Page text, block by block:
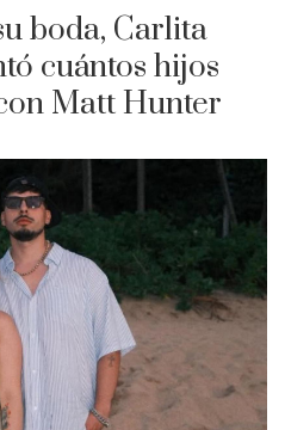
boda, Carlita
cuántos hijos
Matt Hunter